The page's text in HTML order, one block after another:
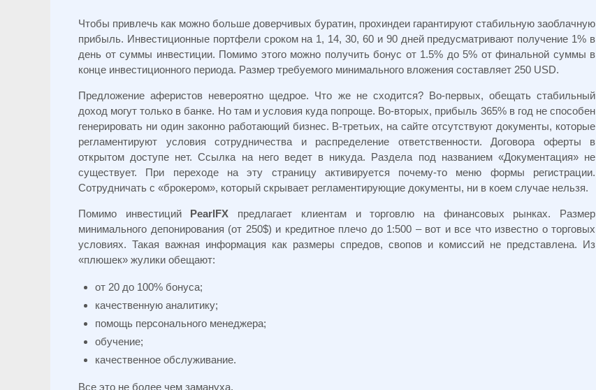
Чтобы привлечь как можно больше доверчивых буратин, прохиндеи гарантируют стабильную заоблачную
прибыль. Инвестиционные портфели сроком на 1, 14, 30, 60 и 90 дней предусматривают получение 1% в
день от суммы инвестиции. Помимо этого можно получить бонус от 1.5% до 5% от финальной суммы в
конце инвестиционного периода. Размер требуемого минимального вложения составляет 250 USD.
Предложение аферистов невероятно щедрое. Что же не сходится? Во-первых, обещать стабильный
доход могут только в банке. Но там и условия куда попроще. Во-вторых, прибыль 365% в год не способен
генерировать ни один законно работающий бизнес. В-третьих, на сайте отсутствуют документы, которые
регламентируют условия сотрудничества и распределение ответственности. Договора оферты в
открытом доступе нет. Ссылка на него ведет в никуда. Раздела под названием «Документация» не
существует. При переходе на эту страницу активируется почему-то меню формы регистрации.
Сотрудничать с «брокером», который скрывает регламентирующие документы, ни в коем случае нельзя.
Помимо инвестиций PearlFX предлагает клиентам и торговлю на финансовых рынках. Размер
минимального депонирования (от 250$) и кредитное плечо до 1:500 – вот и все что известно о торговых
условиях. Такая важная информация как размеры спредов, свопов и комиссий не представлена. Из
«плюшек» жулики обещают:
от 20 до 100% бонуса;
качественную аналитику;
помощь персонального менеджера;
обучение;
качественное обслуживание.
Все это не более чем замануха.